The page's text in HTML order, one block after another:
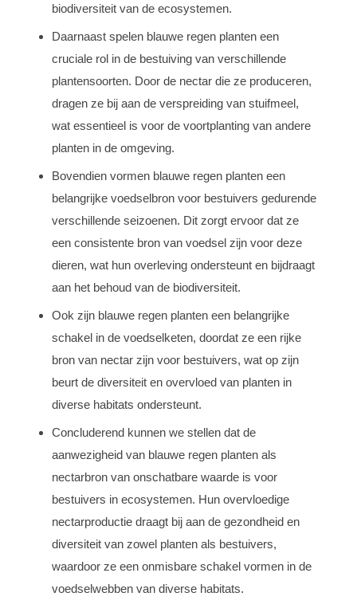
biodiversiteit van de ecosystemen.
Daarnaast spelen blauwe regen planten een
cruciale rol in de bestuiving van verschillende
plantensoorten. Door de nectar die ze produceren,
dragen ze bij aan de verspreiding van stuifmeel,
wat essentieel is voor de voortplanting van andere
planten in de omgeving.
Bovendien vormen blauwe regen planten een
belangrijke voedselbron voor bestuivers gedurende
verschillende seizoenen. Dit zorgt ervoor dat ze
een consistente bron van voedsel zijn voor deze
dieren, wat hun overleving ondersteunt en bijdraagt
aan het behoud van de biodiversiteit.
Ook zijn blauwe regen planten een belangrijke
schakel in de voedselketen, doordat ze een rijke
bron van nectar zijn voor bestuivers, wat op zijn
beurt de diversiteit en overvloed van planten in
diverse habitats ondersteunt.
Concluderend kunnen we stellen dat de
aanwezigheid van blauwe regen planten als
nectarbron van onschatbare waarde is voor
bestuivers in ecosystemen. Hun overvloedige
nectarproductie draagt bij aan de gezondheid en
diversiteit van zowel planten als bestuivers,
waardoor ze een onmisbare schakel vormen in de
voedselwebben van diverse habitats.